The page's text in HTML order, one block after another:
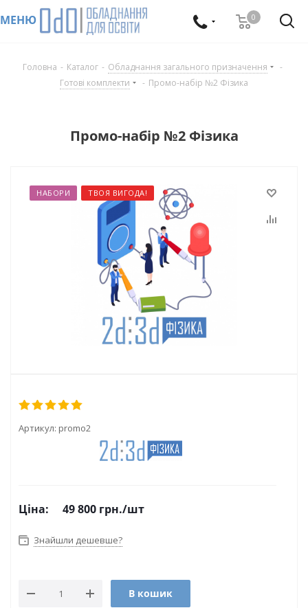
МЕНЮ 0
Головна - Каталог - Обладнання загального призначення
-
Готові комплекти
- Промо-набір №2 Фізика
Промо-набір №2 Фізика
НАБОРИ ТВОЯ ВИГОДА!
Артикул: promo2
Ціна: 49 800 грн./шт
Знайшли дешевше?
В кошик